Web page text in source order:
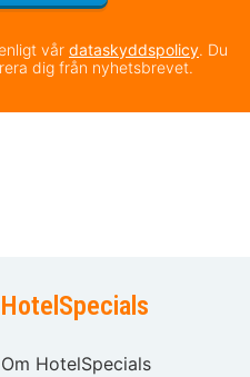
vår dataskyddspolicy. Du
dig från nyhetsbrevet.
HotelSpecials
Om HotelSpecials